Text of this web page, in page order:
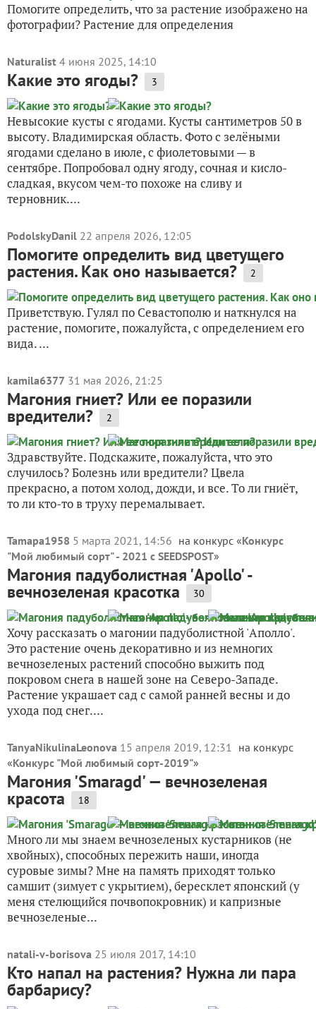
Помогите определить, что за растение изображено на
фотографии? Растение для определения
Naturalist 4 июня 2025, 14:10
Какие это ягоды? 3
Невысокие кусты с ягодами. Кусты сантиметров 50 в
высоту. Владимирская область. Фото с зелёными
ягодами сделано в июле, с фиолетовыми — в
сентябре. Попробовал одну ягоду, сочная и кисло-
сладкая, вкусом чем-то похоже на сливу и
терновник....
PodolskyDanil 22 апреля 2026, 12:05
Помогите определить вид цветущего
растения. Как оно называется? 2
Приветствую. Гулял по Севастополю и наткнулся на
растение, помогите, пожалуйста, с определением его
вида. ...
kamila6377 31 мая 2026, 21:25
Магония гниет? Или ее поразили
вредители? 2
Здравствуйте. Подскажите, пожалуйста, что это
случилось? Болезнь или вредители? Цвела
прекрасно, а потом холод, дожди, и все. То ли гниёт,
то ли кто-то в труху перемалывает.
Tamapa1958 5 марта 2021, 14:56 на конкурс «Конкурс
"Мой любимый сорт" - 2021 с SEEDSPOST»
Магония падуболистная 'Apollo' -
вечнозеленая красотка 30
Хочу рассказать о магонии падуболистной 'Аполло'.
Это растение очень декоративно и из немногих
вечнозеленых растений способно выжить под
покровом снега в нашей зоне на Северо-Западе.
Растение украшает сад с самой ранней весны и до
ухода под снег....
TanyaNikulinaLeonova 15 апреля 2019, 12:31 на конкурс
«Конкурс "Мой любимый сорт-2019"»
Магония 'Smaragd' — вечнозеленая
красота 18
Много ли мы знаем вечнозеленых кустарников (не
хвойных), способных пережить наши, иногда
суровые зимы? Мне на память приходят только
самшит (зимует c укрытием), бересклет японский (у
меня стелющийся почвопокровник) и капризные
вечнозеленые...
natali-v-borisova 25 июля 2017, 14:10
Кто напал на растения? Нужна ли пара
барбарису?